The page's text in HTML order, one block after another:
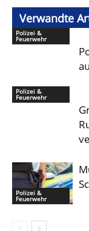
Verwandte
Polizei &
Feuerwehr
Polizei &
Feuerwehr
Polizei &
Feuerwehr